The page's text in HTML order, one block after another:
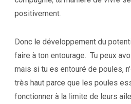
positivement.
Donc le développement du
faire à ton entourage. Tu peux
mais si tu es entouré de poules,
très haut parce que les poules
fonctionner à la limite de leurs